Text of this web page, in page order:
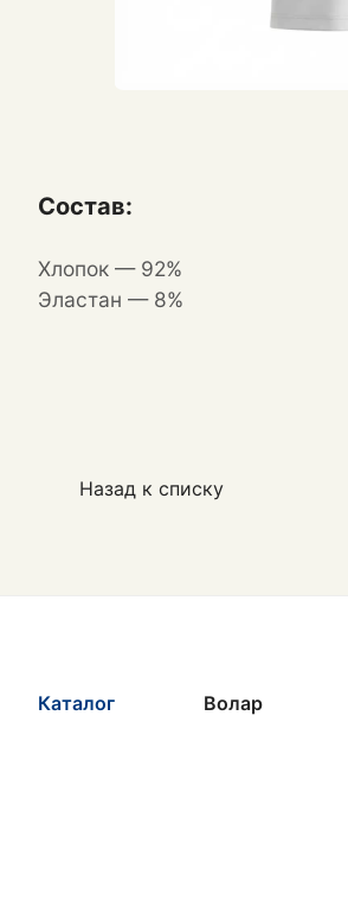
Состав:
Хлопок — 92%
Эластан — 8%
Назад к списку
Каталог Волар